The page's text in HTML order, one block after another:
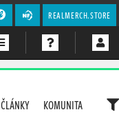
REALMERCH.STORE
ČLÁNKY KOMUNITA